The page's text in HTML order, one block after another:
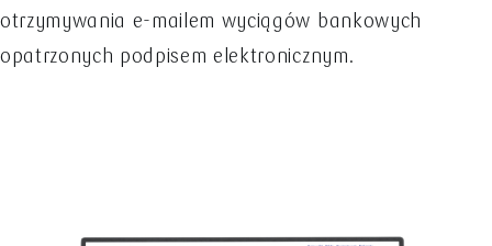
otrzymywania e-mailem wyciągów bankowych
opatrzonych podpisem elektronicznym.